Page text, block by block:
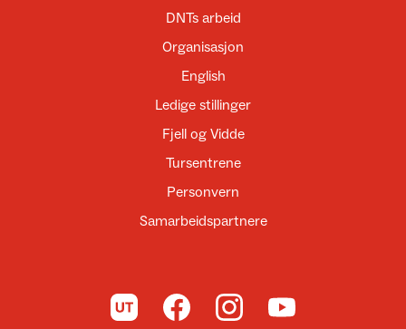
DNTs arbeid
Organisasjon
English
Ledige stillinger
Fjell og Vidde
Tursentrene
Personvern
Samarbeidspartnere
Til UT.no Til DNT på Facebook
Til DNT på Instagram
Til DNT på YouTube